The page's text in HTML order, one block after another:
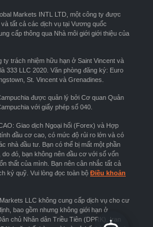
Markets INTL LTD, một công ty được
tất cả các dịch vụ tại Vương quốc
cấp thông qua Nhà môi giới giới thiệu của
ty trách nhiệm hữu hạn ở Saint Vincent và
333 LLC 2020. Văn phòng đăng ký: Euro
St. Vincent và Grenadines.
được quản lý bởi Cơ quan Quản
với giấy phép số 040.
Giao dịch Ngoại hối (Forex) và Hợp
đầu cơ cao, có mức độ rủi ro lớn và có
nhà đầu tư. Bạn có thể bị mất một phần
đó, bạn không nên đầu cơ với số vốn
thất của mình. Bạn nên cân nhắc tất cả
ký quỹ. Vui lòng đọc toàn bộ Điều khoản
LLC không cung cấp dịch vụ cho cư
bao gồm nhưng không giới hạn ở
chủ Nhân dân Triều Tiên (DPRK), Iran